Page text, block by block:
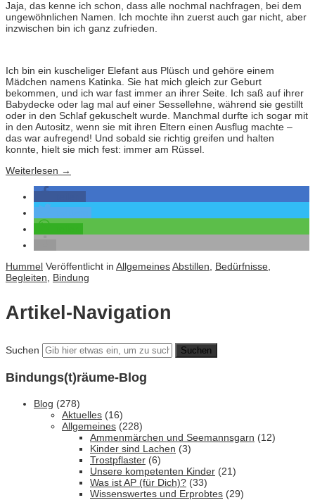
Jaja, das kenne ich schon, dass alle nochmal nachfragen, bei dem
ungewöhnlichen Namen. Ich mochte ihn zuerst auch gar nicht, aber
inzwischen bin ich ganz zufrieden.
Ich bin ein kuscheliger Elefant aus Plüsch und gehöre einem
Mädchen namens Katinka. Sie hat mich gleich zur Geburt
bekommen, und ich war fast immer an ihrer Seite. Ich saß auf ihrer
Babydecke oder lag mal auf einer Sessellehne, während sie gestillt
oder in den Schlaf gekuschelt wurde. Manchmal durfte ich sogar mit
in den Autositz, wenn sie mit ihren Eltern einen Ausflug machte –
das war aufregend! Und sobald sie richtig greifen und halten
konnte, hielt sie mich fest: immer am Rüssel.
Weiterlesen →
Hummel Veröffentlicht in AllgemeinesAbstillen Bedürfnisse
Begleiten
Bindung
Artikel-Navigation
Suchen
Bindungs(t)räume-Blog
Blog (278)
Aktuelles (16)
Allgemeines (228)
Ammenmärchen und Seemannsgarn (12)
Kinder sind Lachen (3)
Trostpflaster (6)
Unsere kompetenten Kinder (21)
Was ist AP (für Dich)? (33)
Wissenswertes und Erprobtes (29)